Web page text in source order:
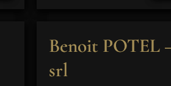
Benoit POTEL
srl